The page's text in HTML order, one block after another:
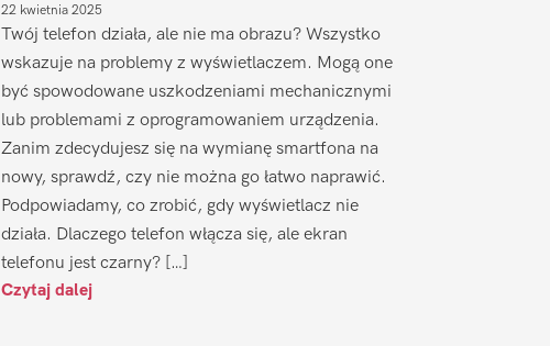
22 kwietnia 2025
Twój telefon działa, ale nie ma obrazu? Wszystko
wskazuje na problemy z wyświetlaczem. Mogą one
być spowodowane uszkodzeniami mechanicznymi
lub problemami z oprogramowaniem urządzenia.
Zanim zdecydujesz się na wymianę smartfona na
nowy, sprawdź, czy nie można go łatwo naprawić.
Podpowiadamy, co zrobić, gdy wyświetlacz nie
działa. Dlaczego telefon włącza się, ale ekran
telefonu jest czarny? […]
Czytaj dalej